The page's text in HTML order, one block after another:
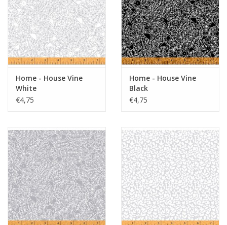
Home - House Vine
White
€4,75
Home - House Vine
Black
€4,75